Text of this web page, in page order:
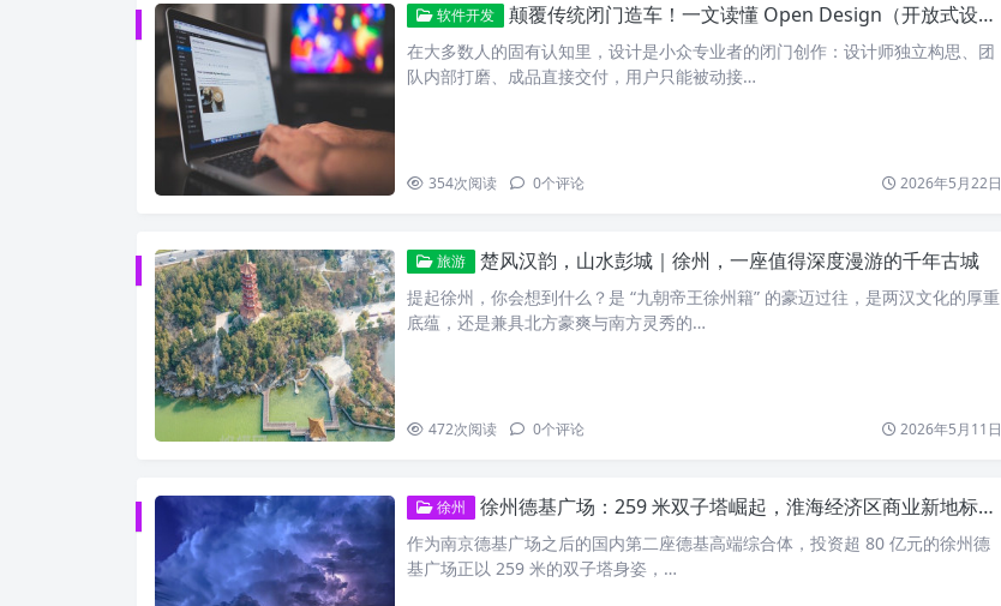
软件开发 颠覆传统闭门造车！一文读懂 Open Design（开放式设计）：未来设计的底层趋势
在大多数人的固有认知里，设计是小众专业者的闭门创作：设计师独立构思、团
队内部打磨、成品直接交付，用户只能被动接…
354次阅读 0个评论 2026年5月22日
旅游 楚风汉韵，山水彭城｜徐州，一座值得深度漫游的千年古城
提起徐州，你会想到什么？是 “九朝帝王徐州籍” 的豪迈过往，是两汉文化的厚重
底蕴，还是兼具北方豪爽与南方灵秀的…
472次阅读 0个评论 2026年5月11日
徐州 徐州德基广场：259 米双子塔崛起，淮海经济区商业新地标即将启幕
作为南京德基广场之后的国内第二座德基高端综合体，投资超 80 亿元的徐州德
基广场正以 259 米的双子塔身姿，…